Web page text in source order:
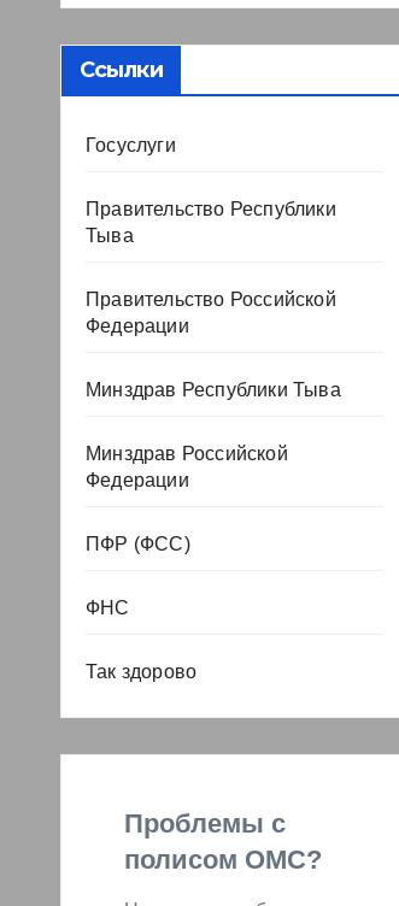
Ссылки
Госуслуги
Правительство Республики
Тыва
Правительство Российской
Федерации
Минздрав Республики Тыва
Минздрав Российской
Федерации
ПФР (ФСС)
ФНС
Так здорово
Проблемы с
полисом ОМС?